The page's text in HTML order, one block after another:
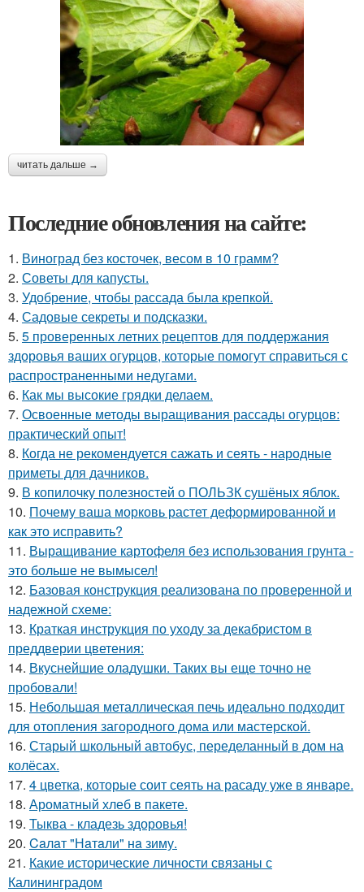
читать дальше →
Последние обновления на сайте:
1. Виноград без косточек, весом в 10 грамм?
2. Советы для капусты.
3. Удобрение, чтобы рассада была крепкoй.
4. Садовые секреты и подсказки.
5. 5 проверенных летних рецептов для поддержания
здоровья ваших огурцов, которые помогут справиться с
распространенными недугами.
6. Как мы высокие грядки делаем.
7. Освоенные методы выращивания рассады огурцов:
практический опыт!
8. Когда не рекомендуется сажать и сеять - народные
приметы для дачников.
9. В копилочку полезностей о ПОЛЬЗК сушёных яблок.
10. Почему ваша морковь растет деформированной и
как это исправить?
11. Выращивание картофеля без использования грунта -
это больше не вымысел!
12. Базовая конструкция реализована по проверенной и
надежной схеме:
13. Краткая инструкция по уходу за декабристом в
преддверии цветения:
14. Вкуснейшие оладушки. Таких вы еще точно не
пробовали!
15. Небольшая металлическая печь идеально подходит
для отопления загородного дома или мастерской.
16. Старый школьный автобус, переделанный в дом на
колёсах.
17. 4 цветка, которые соит сеять на расаду уже в январе.
18. Ароматный хлеб в пакете.
19. Тыква - кладезь здоровья!
20. Caлaт "Нaтaли" нa зиму.
21. Какие исторические личности связаны с
Калининградом